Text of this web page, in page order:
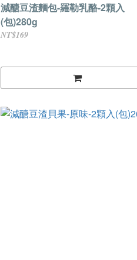
減醣豆渣麵包-羅勒乳酪-2顆入
(包)280g
NT$169